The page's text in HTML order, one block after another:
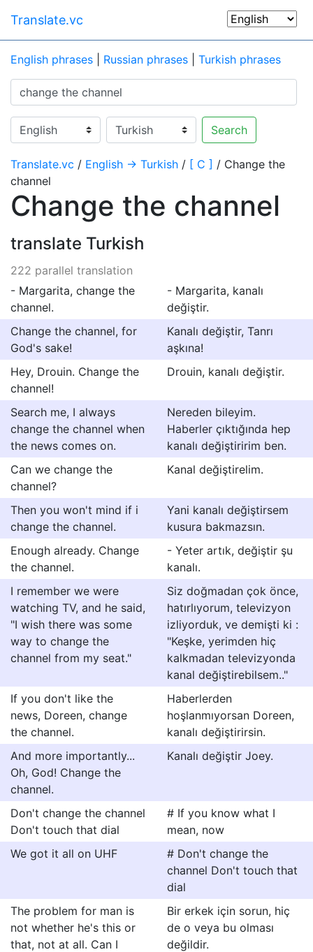
Translate.vc
English phrases Russian phrases Turkish phrases
Search
Translate.vc / English → Turkish / [ C ] / Change the
channel
Change the channel
translate Turkish
222 parallel translation
- Margarita, change the
channel.
- Margarita, kanalı
değiştir.
Change the channel, for
God's sake!
Kanalı değiştir, Tanrı
aşkına!
Hey, Drouin. Change the
channel!
Drouin, kanalı değiştir.
Search me, I always
change the channel when
the news comes on.
Nereden bileyim.
Haberler çıktığında hep
kanalı değiştiririm ben.
Can we change the
channel?
Kanal değiştirelim.
Then you won't mind if i
change the channel.
Yani kanalı değiştirsem
kusura bakmazsın.
Enough already. Change
the channel.
- Yeter artık, değiştir şu
kanalı.
I remember we were
watching TV, and he said,
"I wish there was some
way to change the
channel from my seat."
Siz doğmadan çok önce,
hatırlıyorum, televizyon
izliyorduk, ve demişti ki :
"Keşke, yerimden hiç
kalkmadan televizyonda
kanal değiştirebilsem.."
If you don't like the
news, Doreen, change
the channel.
Haberlerden
hoşlanmıyorsan Doreen,
kanalı değiştirirsin.
And more importantly...
Oh, God! Change the
channel.
Kanalı değiştir Joey.
Don't change the channel
Don't touch that dial
# If you know what I
mean, now
We got it all on UHF
# Don't change the
channel Don't touch that
dial
The problem for man is
not whether he's this or
that, not at all. Can I
Bir erkek için sorun, hiç
de o veya bu olması
değildir.